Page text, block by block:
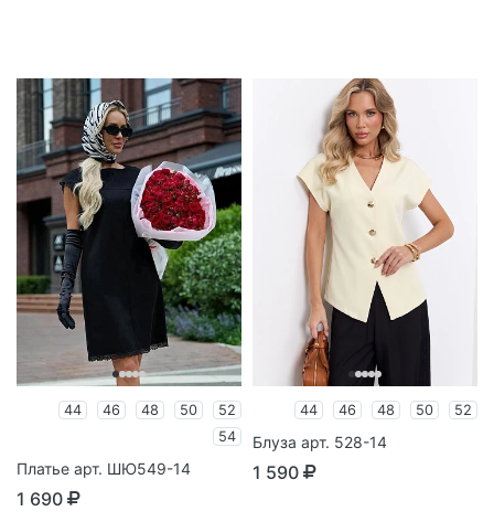
44 46 48 50
52
54
Платье арт. ШЮ549-14
1 690
44 46 48 50 52
Блуза арт. 528-14
1 590